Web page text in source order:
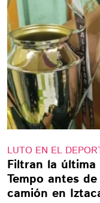
LUTO EN EL
Filtran la
Tempo antes
camión en